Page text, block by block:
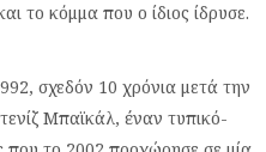
το κόμμα που ο ίδιος ίδρυσε.
σχεδόν 10 χρόνια μετά την
Μπαϊκάλ, έναν τυπικό-